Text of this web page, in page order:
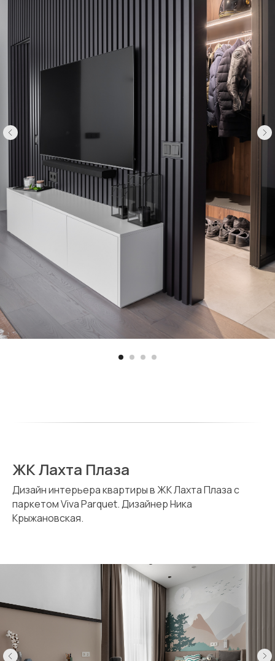
ЖК Лахта Плаза
Дизайн интерьера квартиры в ЖК Лахта Плаза с
паркетом Viva Parquet. Дизайнер Ника
Крыжановская.